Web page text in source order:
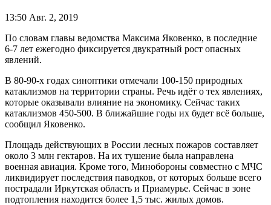
13:50 Авг. 2, 2019
По словам главы ведомства Максима Яковенко, в последние
6-7 лет ежегодно фиксируется двукратный рост опасных
явлений.
В 80-90-х годах синоптики отмечали 100-150 природных
катаклизмов на территории страны. Речь идёт о тех явлениях,
которые оказывали влияние на экономику. Сейчас таких
катаклизмов 450-500. В ближайшие годы их будет всё больше,
сообщил Яковенко.
Площадь действующих в России лесных пожаров составляет
около 3 млн гектаров. На их тушение была направлена
военная авиация. Кроме того, Минобороны совместно с МЧС
ликвидирует последствия паводков, от которых больше всего
пострадали Иркутская область и Приамурье. Сейчас в зоне
подтопления находится более 1,5 тыс. жилых домов.